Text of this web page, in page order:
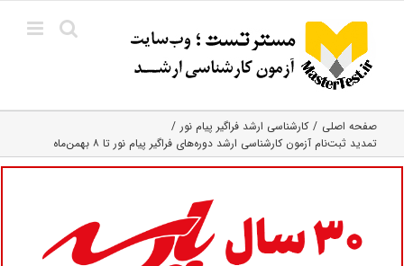
content
صفحه اصلی
کارشناسی ارشد فراگیر پیام نور
تمدید ثبت‌نام آزمون کارشناسی ارشد دوره‌های فراگیر پیام نور تا ۸ بهمن‌ماه